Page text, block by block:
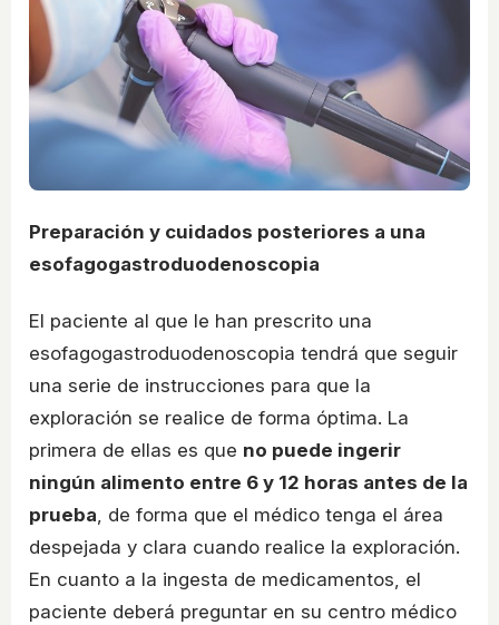
Preparación y cuidados posteriores a una
esofagogastroduodenoscopia
El paciente al que le han prescrito una
esofagogastroduodenoscopia tendrá que seguir
una serie de instrucciones para que la
exploración se realice de forma óptima. La
primera de ellas es que no puede ingerir
ningún alimento entre 6 y 12 horas antes de la
prueba, de forma que el médico tenga el área
despejada y clara cuando realice la exploración.
En cuanto a la ingesta de medicamentos, el
paciente deberá preguntar en su centro médico